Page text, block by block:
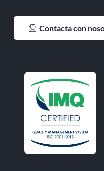
Contacta con